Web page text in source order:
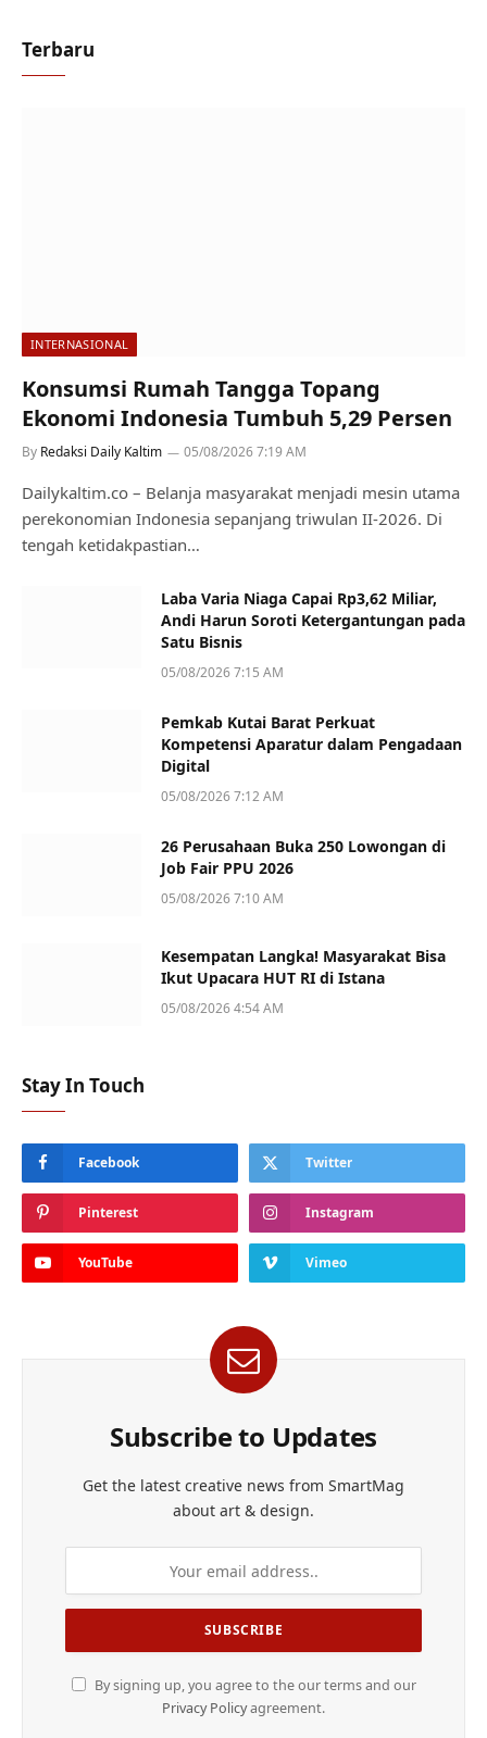
Terbaru
INTERNASIONAL
Konsumsi Rumah Tangga Topang
Ekonomi Indonesia Tumbuh 5,29 Persen
By Redaksi Daily Kaltim 05/08/2026 7:19 AM
Dailykaltim.co – Belanja masyarakat menjadi mesin utama
perekonomian Indonesia sepanjang triwulan II-2026. Di
tengah ketidakpastian…
Laba Varia Niaga Capai Rp3,62 Miliar,
Andi Harun Soroti Ketergantungan pada
Satu Bisnis
05/08/2026 7:15 AM
Pemkab Kutai Barat Perkuat
Kompetensi Aparatur dalam Pengadaan
Digital
05/08/2026 7:12 AM
26 Perusahaan Buka 250 Lowongan di
Job Fair PPU 2026
05/08/2026 7:10 AM
Kesempatan Langka! Masyarakat Bisa
Ikut Upacara HUT RI di Istana
05/08/2026 4:54 AM
Stay In Touch
Facebook Twitter
Pinterest Instagram
YouTube Vimeo
Subscribe to Updates
Get the latest creative news from SmartMag
about art & design.
By signing up, you agree to the our terms and our
Privacy Policyagreement.